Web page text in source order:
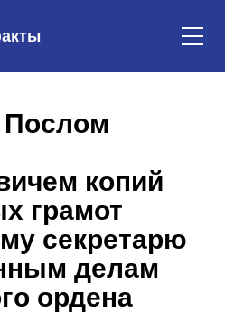
Послом
копий
грамот
секретарю
делам
ордена